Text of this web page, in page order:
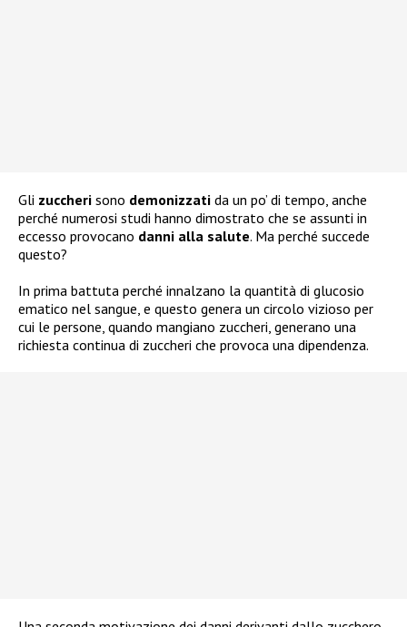
Gli zuccheri sono demonizzati da un po’ di tempo, anche
perché numerosi studi hanno dimostrato che se assunti in
eccesso provocano danni alla salute. Ma perché succede
questo?
In prima battuta perché innalzano la quantità di glucosio
ematico nel sangue, e questo genera un circolo vizioso per
cui le persone, quando mangiano zuccheri, generano una
richiesta continua di zuccheri che provoca una dipendenza.